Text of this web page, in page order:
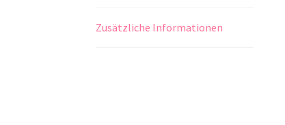
Zusätzliche Informationen